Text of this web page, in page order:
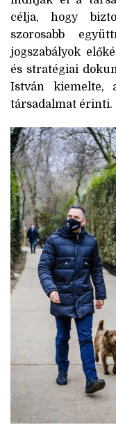
célja, hogy
szorosabb
jogszabályok
és stratégiai
István kiemelte,
társadalmat érinti.